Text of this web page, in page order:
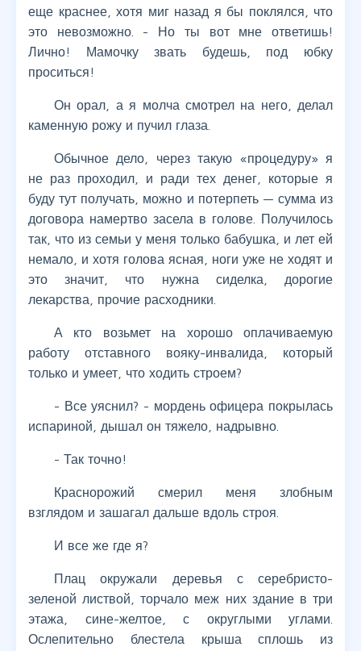
еще краснее, хотя миг назад я бы поклялся, что
это невозможно. - Но ты вот мне ответишь!
Лично! Мамочку звать будешь, под юбку
проситься!
Он орал, а я молча смотрел на него, делал
каменную рожу и пучил глаза.
Обычное дело, через такую «процедуру» я
не раз проходил, и ради тех денег, которые я
буду тут получать, можно и потерпеть — сумма из
договора намертво засела в голове. Получилось
так, что из семьи у меня только бабушка, и лет ей
немало, и хотя голова ясная, ноги уже не ходят и
это значит, что нужна сиделка, дорогие
лекарства, прочие расходники.
А кто возьмет на хорошо оплачиваемую
работу отставного вояку-инвалида, который
только и умеет, что ходить строем?
- Все уяснил? - мордень офицера покрылась
испариной, дышал он тяжело, надрывно.
- Так точно!
Краснорожий смерил меня злобным
взглядом и зашагал дальше вдоль строя.
И все же где я?
Плац окружали деревья с серебристо-
зеленой листвой, торчало меж них здание в три
этажа, сине-желтое, с округлыми углами.
Ослепительно блестела крыша сплошь из